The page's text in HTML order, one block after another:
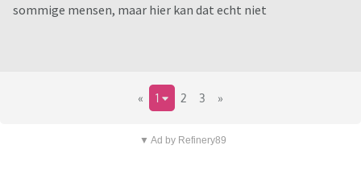
sommige mensen, maar hier kan dat echt niet
« 1 2 3 »
▼ Ad by Refinery89